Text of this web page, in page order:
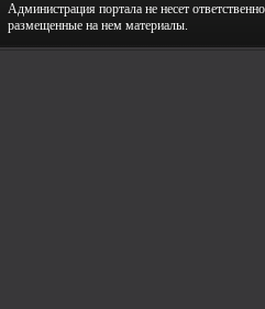
Администрация портала не несет
размещенные на нем материалы.